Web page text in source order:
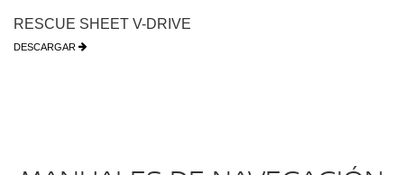
RESCUE SHEET V-DRIVE
DESCARGAR